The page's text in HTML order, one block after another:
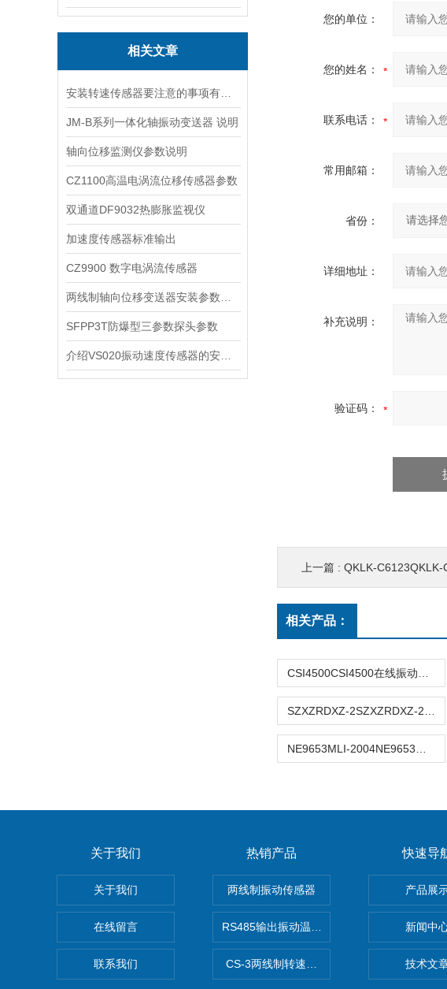
相关文章
JM-B系列一体化轴振动变送器 说明
轴向位移监测仪参数说明
CZ1100高温电涡流位移传感器参数
双通道DF9032热膨胀监视仪
加速度传感器标准输出
CZ9900 数字电涡流传感器
SFPP3T防爆型三参数探头参数
您的单位：
您的姓名：
联系电话：
常用邮箱：
省份：
详细地址：
补充说明：
验证码：
上一篇 : QKLK-C6123QKLK-
相关产品：
关于我们
关于我们
在线留言
联系我们
热销产品
两线制振动传感器
RS485输出振动温度传感器
CS-3两线制转速传感器
快速导
产品展
新闻中
技术文